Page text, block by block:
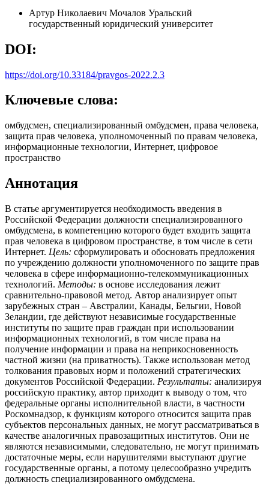
Артур Николаевич Мочалов Уральский
государственный юридический университет
DOI:
https://doi.org/10.33184/pravgos-2022.2.3
Ключевые слова:
омбудсмен, специализированный омбудсмен, права человека,
защита прав человека, уполномоченный по правам человека,
информационные технологии, Интернет, цифровое
пространство
Аннотация
В статье аргументируется необходимость введения в
Российской Федерации должности специализированного
омбудсмена, в компетенцию которого будет входить защита
прав человека в цифровом пространстве, в том числе в сети
Интернет. Цель: сформулировать и обосновать предложения
по учреждению должности уполномоченного по защите прав
человека в сфере информационно-телекоммуникацион­ных
технологий. Методы: в основе исследования лежит
сравнительно-правовой метод. Автор анализирует опыт
зарубежных стран – Австралии, Канады, Бельгии, Новой
Зеландии, где действуют независимые государственные
институты по защите прав граждан при использовании
информационных технологий, в том числе права на
получение информации и права на неприкосновенность
частной жизни (на приватность). Также использован метод
толкования правовых норм и положений стратегических
документов Российской Федерации. Результаты: анализируя
российскую практику, автор приходит к выводу о том, что
федеральные органы исполнительной власти, в частности
Роскомнадзор, к функциям которого относится защита прав
субъектов персональных данных, не могут рассматриваться в
качестве аналогичных правозащитных институтов. Они не
являются независимыми, следовательно, не могут принимать
достаточные меры, если нарушителями выступают другие
государственные органы, а потому целесообразно учредить
должность специализированного омбудсмена.